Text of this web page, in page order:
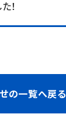
！
の一覧へ戻る